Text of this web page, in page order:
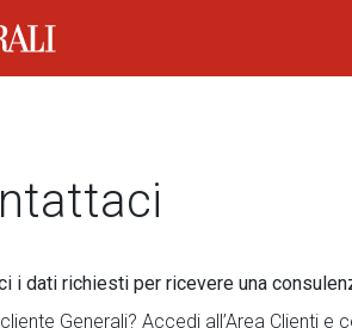
i dati richiesti per ricevere una
Generali? Accedi all’Area Clienti e